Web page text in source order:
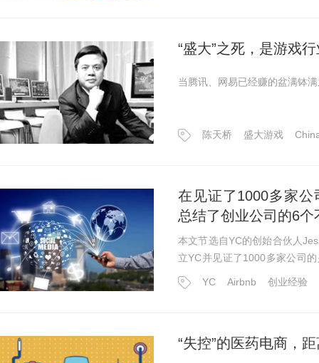
“盛大”之死，是游戏
当腾讯、网易已经赚的盆满钵
陈天桥 盛大游戏
在见证了1000多家
总结了创业公司的6个
本文节选自YC的创始合伙人
立YC并见证了1000多家公司
恰逢，前几天艾问节目采访，
YC Airbnb 创业经验
“失控”的医药电商，